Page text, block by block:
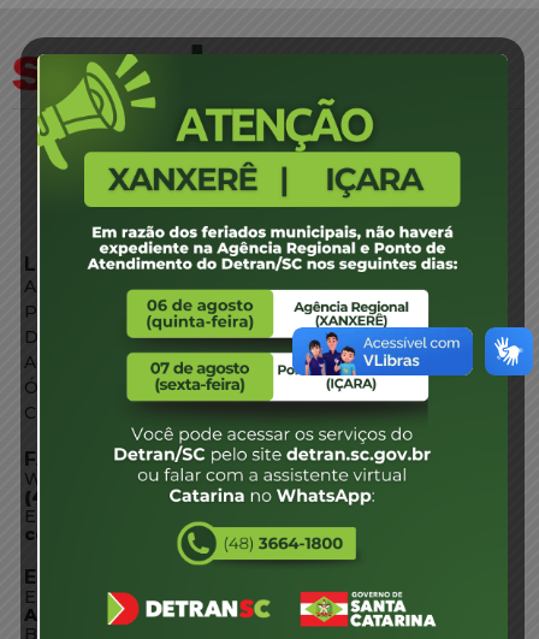
LINKS EXTERNOS
Agência de Notícias
Portal de Serviços
Diário Oficial
Acesso à Informação
Órgãos do Governo
Conheça SC
FALE CONOSCO
WhatsApp:
(48) 3664-1800
E-mail:
centraldeinformacoes@detran.sc.gov.br
ENDEREÇO
Endereço:
Av. Almirante Tamandaré - 480
Bairro: